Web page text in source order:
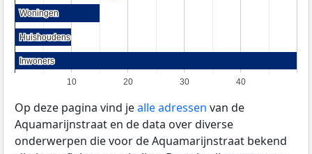
10 20 30 40
Woningen
Woningen
Huishoudens
Huishoudens
Inwoners
Inwoners
Op deze pagina vind jealle adressen van de
Aquamarijnstraat en de data over diverse
onderwerpen die voor de Aquamarijnstraat bekend